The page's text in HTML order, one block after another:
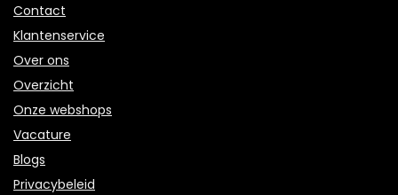
Contact
Klantenservice
Over ons
Overzicht
Onze webshops
Vacature
Blogs
Privacybeleid